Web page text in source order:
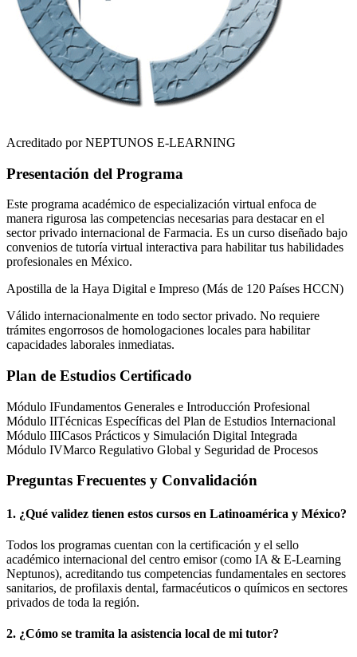
Acreditado por NEPTUNOS E-LEARNING
Presentación del Programa
Este programa académico de especialización virtual enfoca de
manera rigurosa las competencias necesarias para destacar en el
sector privado internacional de Farmacia. Es un curso diseñado bajo
convenios de tutoría virtual interactiva para habilitar tus habilidades
profesionales en México.
Apostilla de la Haya Digital e Impreso (Más de 120 Países HCCN)
Válido internacionalmente en todo sector privado. No requiere
trámites engorrosos de homologaciones locales para habilitar
capacidades laborales inmediatas.
Plan de Estudios Certificado
Módulo IFundamentos Generales e Introducción Profesional
Módulo IITécnicas Específicas del Plan de Estudios Internacional
Módulo IIICasos Prácticos y Simulación Digital Integrada
Módulo IVMarco Regulativo Global y Seguridad de Procesos
Preguntas Frecuentes y Convalidación
1. ¿Qué validez tienen estos cursos en Latinoamérica y México?
Todos los programas cuentan con la certificación y el sello
académico internacional del centro emisor (como IA & E-Learning
Neptunos), acreditando tus competencias fundamentales en sectores
sanitarios, de profilaxis dental, farmacéuticos o químicos en sectores
privados de toda la región.
2. ¿Cómo se tramita la asistencia local de mi tutor?